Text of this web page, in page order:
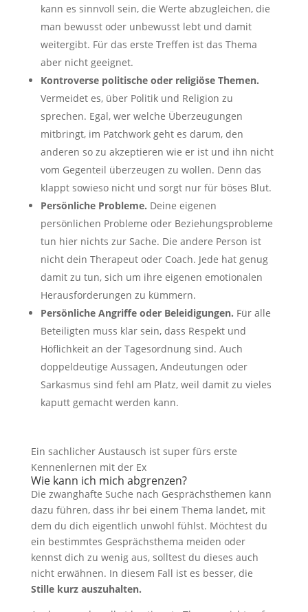
kann es sinnvoll sein, die Werte abzugleichen, die
man bewusst oder unbewusst lebt und damit
weitergibt. Für das erste Treffen ist das Thema
aber nicht geeignet.
Kontroverse politische oder religiöse Themen.
Vermeidet es, über Politik und Religion zu
sprechen. Egal, wer welche Überzeugungen
mitbringt, im Patchwork geht es darum, den
anderen so zu akzeptieren wie er ist und ihn nicht
vom Gegenteil überzeugen zu wollen. Denn das
klappt sowieso nicht und sorgt nur für böses Blut.
Persönliche Probleme. Deine eigenen
persönlichen Probleme oder Beziehungsprobleme
tun hier nichts zur Sache. Die andere Person ist
nicht dein Therapeut oder Coach. Jede hat genug
damit zu tun, sich um ihre eigenen emotionalen
Herausforderungen zu kümmern.
Persönliche Angriffe oder Beleidigungen. Für alle
Beteiligten muss klar sein, dass Respekt und
Höflichkeit an der Tagesordnung sind. Auch
doppeldeutige Aussagen, Andeutungen oder
Sarkasmus sind fehl am Platz, weil damit zu vieles
kaputt gemacht werden kann.
Ein sachlicher Austausch ist super fürs erste
Kennenlernen mit der Ex
Wie kann ich mich abgrenzen?
Die zwanghafte Suche nach Gesprächsthemen kann
dazu führen, dass ihr bei einem Thema landet, mit
dem du dich eigentlich unwohl fühlst. Möchtest du
ein bestimmtes Gesprächsthema meiden oder
kennst dich zu wenig aus, solltest du dieses auch
nicht erwähnen. In diesem Fall ist es besser, die
Stille kurz auszuhalten.